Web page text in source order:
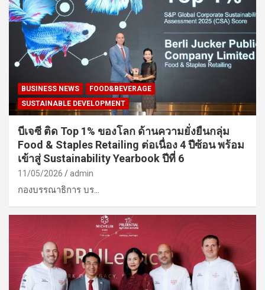
BUSINESS NEWS
FOOD&BEVERAGE
SUSTAINABLE DEVELOPMENT
บีเจซี ติด Top 1% ของโลก ด้านความยั่งยืนกลุ่ม
Food & Staples Retailing ต่อเนื่อง 4 ปีซ้อน พร้อม
เข้าสู่ Sustainability Yearbook ปีที่ 6
11/05/2026 admin
กองบรรณาธิการ บร…